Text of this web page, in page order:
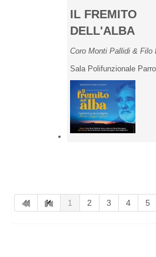
IL FREMITO
DELL'ALBA
Coro Monti Pallidi & Filo
Sala Polifunzionale
1 2 3 4 5